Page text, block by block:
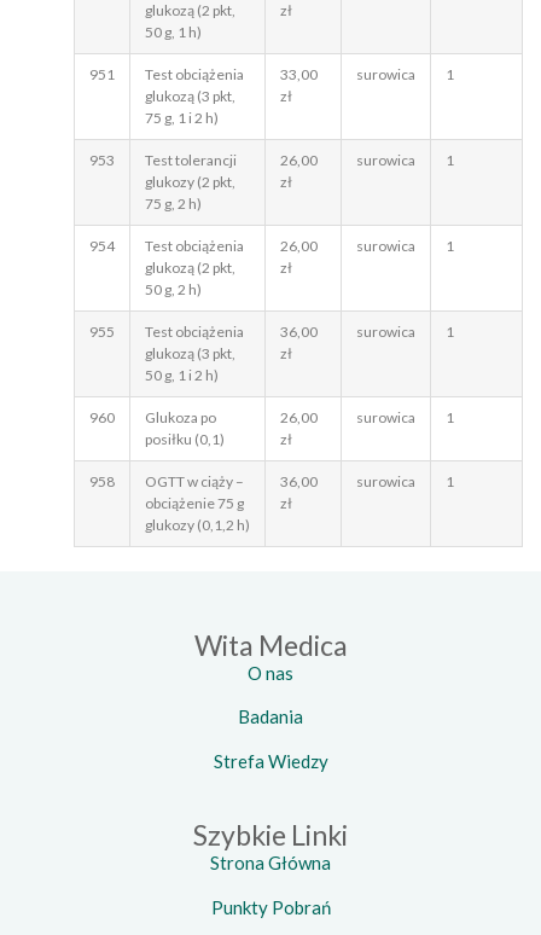
glukozą (2 pkt,
50 g, 1 h)
zł
951
Test obciążenia
glukozą (3 pkt,
75 g, 1 i 2 h)
33,00
zł
surowica 1
953
Test tolerancji
glukozy (2 pkt,
75 g, 2 h)
26,00
zł
surowica 1
954
Test obciążenia
glukozą (2 pkt,
50 g, 2 h)
26,00
zł
surowica 1
955
Test obciążenia
glukozą (3 pkt,
50 g, 1 i 2 h)
36,00
zł
surowica 1
960
Glukoza po
posiłku (0,1)
26,00
zł
surowica 1
958
OGTT w ciąży –
obciążenie 75 g
glukozy (0,1,2 h)
36,00
zł
surowica 1
Wita Medica
O nas
Badania
Strefa Wiedzy
Szybkie Linki
Strona Główna
Punkty Pobrań